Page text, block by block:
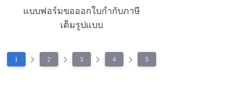
แบบฟอร์มขอออกใบกำกับภาษี
เต็มรูปแบบ
1 2 3 4 5